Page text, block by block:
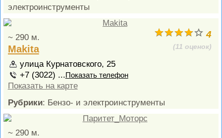
электроинструменты
4
(11 оценок)
~ 290 м.
Makita
улица Курнатовского, 25
+7 (3022) ...Показать телефон
Показать на карте
Рубрики: Бензо- и электроинструменты
~ 290 м.